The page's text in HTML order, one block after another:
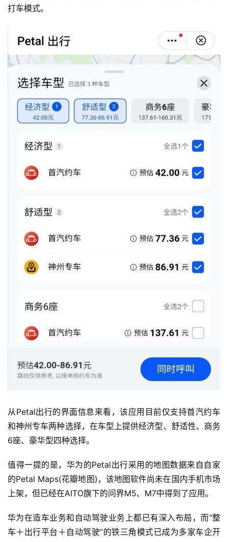
打车模式。
从Petal出行的界面信息来看，该应用目前仅支持首汽约车
和神州专车两种选择，在车型上提供经济型、舒适性、商务
6座、豪华型四种选择。
值得一提的是，华为的Petal出行采用的地图数据来自自家
的Petal Maps(花瓣地图)，该地图软件尚未在国内手机市场
上架，但已经在AITO旗下的问界M5、M7中得到了应用。
华为在造车业务和自动驾驶业务上都已有深入布局，而“整
车＋出行平台＋自动驾驶”的铁三角模式已成为多家车企开